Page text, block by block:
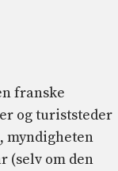
franske
og turiststeder
myndigheten
(selv om den